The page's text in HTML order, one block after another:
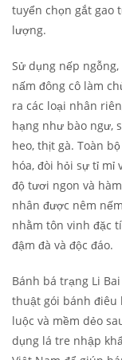
tuyển chọn gắt gao
lượng.
Sử dụng nếp
nấm đông cô làm
ra các loại nhân
hạng như bào ngư,
heo, thịt gà. Toàn
hóa, đòi hỏi sự tỉ mỉ
độ tươi ngon và
nhân được nêm
nhằm tôn vinh đặc
đậm đà và độc đáo.
Bánh bá trạng Li
thuật gói bánh điêu
luộc và mềm dẻo
dụng lá tre nhập